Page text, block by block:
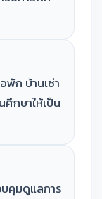
ก บ้านเช่า
กษาให้เป็น
คุมดูแลการ